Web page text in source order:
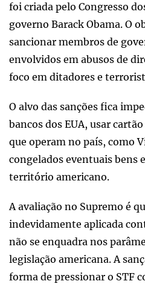
foi criada pelo Congresso
governo Barack Obama. O
sancionar membros de
envolvidos em abusos de
foco em ditadores e
O alvo das sanções fica
bancos dos EUA, usar
que operam no país, como
congelados eventuais bens
território americano.
A avaliação no Supremo é
indevidamente aplicada
não se enquadra nos
legislação americana. A
forma de pressionar o STF